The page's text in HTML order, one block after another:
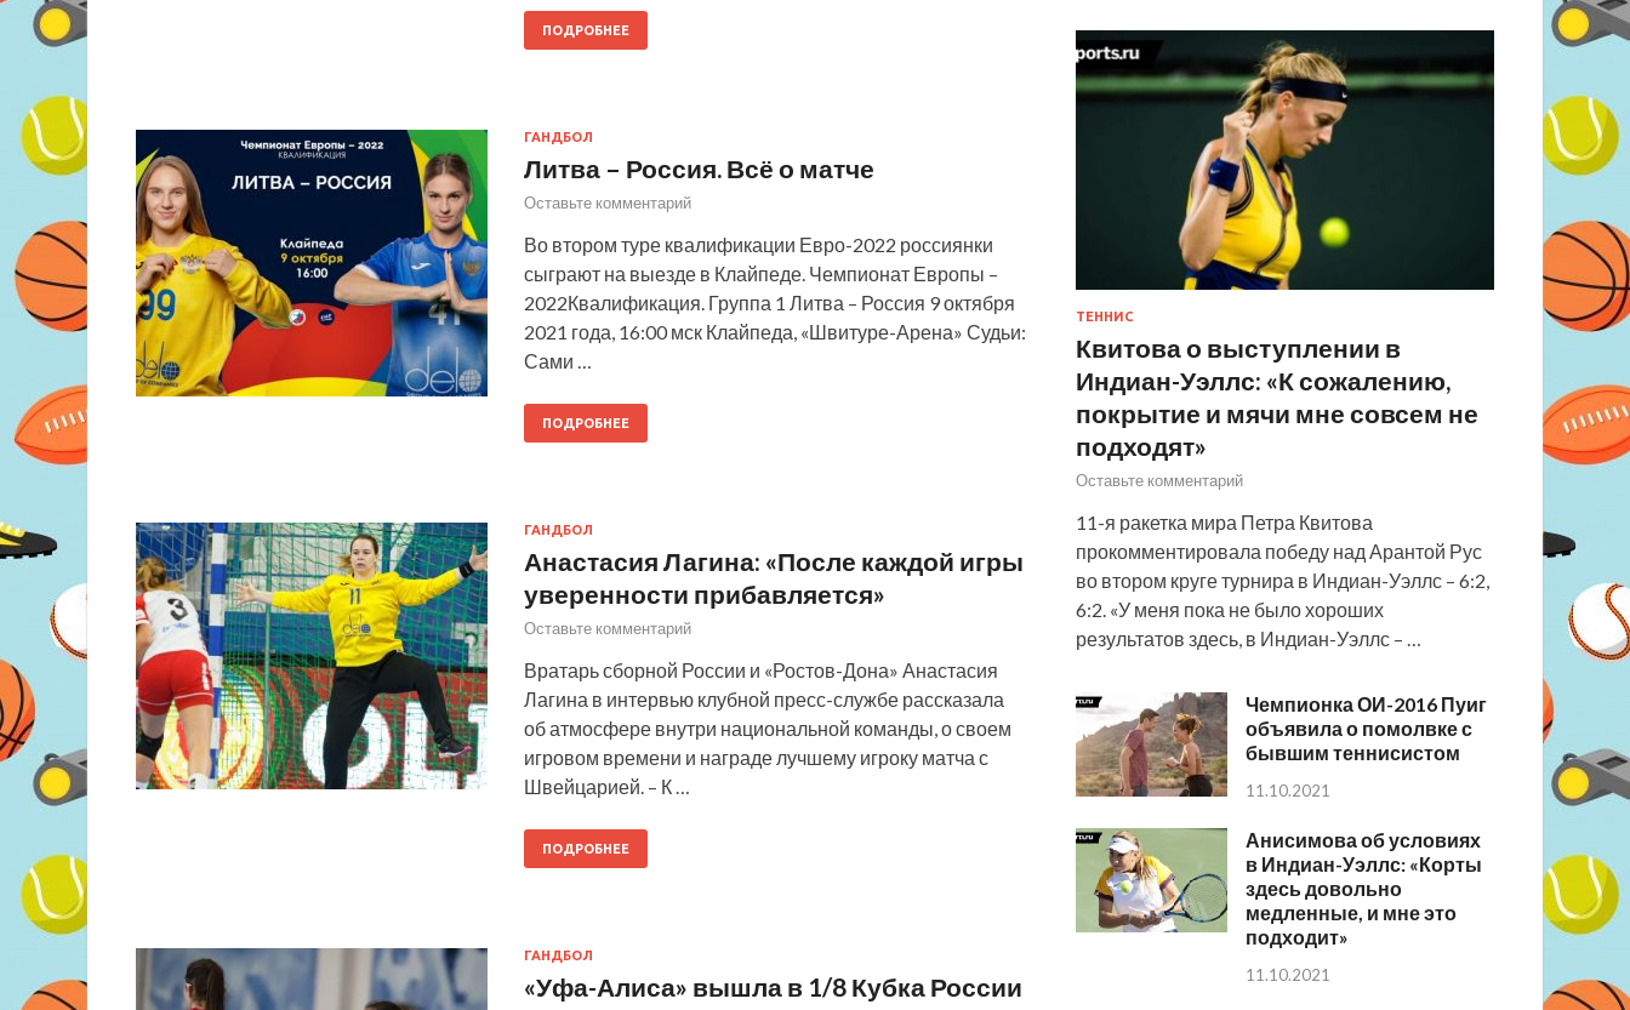
ПОДРОБНЕЕ
ГАНДБОЛ
Литва – Россия. Всё о матче
Оставьте комментарий
Во втором туре квалификации Евро-2022 россиянки
сыграют на выезде в Клайпеде. Чемпионат Европы –
2022Квалификация. Группа 1 Литва – Россия 9 октября
2021 года, 16:00 мск Клайпеда, «Швитуре-Арена» Судьи:
Сами …
ПОДРОБНЕЕ
ГАНДБОЛ
Анастасия Лагина: «После каждой игры
уверенности прибавляется»
Оставьте комментарий
Вратарь сборной России и «Ростов-Дона» Анастасия
Лагина в интервью клубной пресс-службе рассказала
об атмосфере внутри национальной команды, о своем
игровом времени и награде лучшему игроку матча с
Швейцарией. – К …
ПОДРОБНЕЕ
ГАНДБОЛ
«Уфа-Алиса» вышла в 1/8 Кубка России
ТЕННИС
Квитова о выступлении в
Индиан-Уэллс: «К сожалению,
покрытие и мячи мне совсем не
подходят»
Оставьте комментарий
11-я ракетка мира Петра Квитова
прокомментировала победу над Арантой Рус
во втором круге турнира в Индиан-Уэллс – 6:2,
6:2. «У меня пока не было хороших
результатов здесь, в Индиан-Уэллс – …
Чемпионка ОИ-2016 Пуиг
объявила о помолвке с
бывшим теннисистом
11.10.2021
Анисимова об условиях
в Индиан-Уэллс: «Корты
здесь довольно
медленные, и мне это
подходит»
11.10.2021